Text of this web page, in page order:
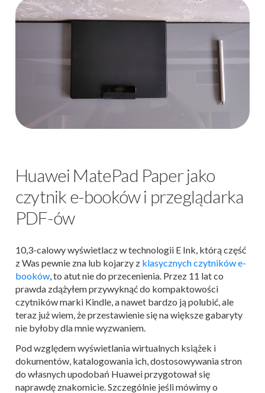
Huawei MatePad Paper jako
czytnik e-booków i przeglądarka
PDF-ów
10,3-calowy wyświetlacz w technologii E Ink, którą część
z Was pewnie zna lub kojarzy z klasycznych czytników e-
booków , to atut nie do przecenienia. Przez 11 lat co
prawda zdążyłem przywyknąć do kompaktowości
czytników marki Kindle, a nawet bardzo ją polubić, ale
teraz już wiem, że przestawienie się na większe gabaryty
nie byłoby dla mnie wyzwaniem.
Pod względem wyświetlania wirtualnych książek i
dokumentów, katalogowania ich, dostosowywania stron
do własnych upodobań Huawei przygotował się
naprawdę znakomicie. Szczególnie jeśli mówimy o